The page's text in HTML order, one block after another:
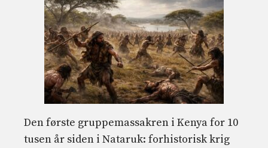
Den første gruppemassakren i Kenya for 10
tusen år siden i Nataruk: forhistorisk krig